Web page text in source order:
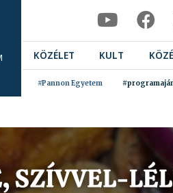
KÖZÉLET KULT
#Pannon Egyetem